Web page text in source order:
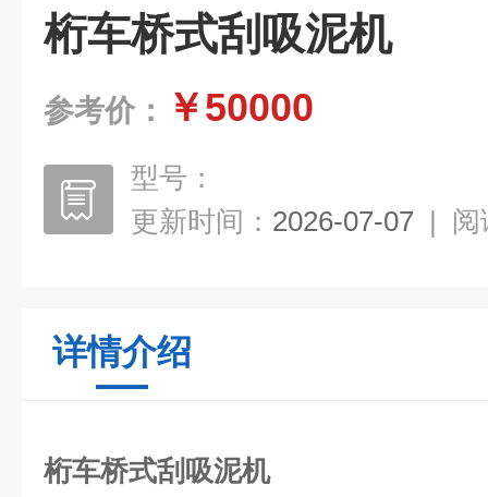
桁车桥式刮吸泥机
参考价： ￥50000
型号：
更新时间： 2026-07-07 | 阅
详情介绍
桁车桥式刮吸泥机